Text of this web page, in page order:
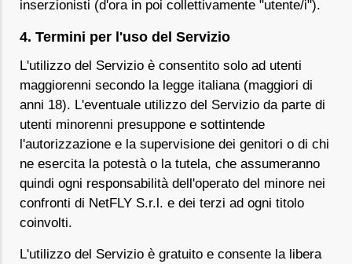
inserzionisti (d'ora in poi collettivamente "utente/i").
4. Termini per l'uso del Servizio
L'utilizzo del Servizio è consentito solo ad utenti
maggiorenni secondo la legge italiana (maggiori di
anni 18). L'eventuale utilizzo del Servizio da parte di
utenti minorenni presuppone e sottintende
l'autorizzazione e la supervisione dei genitori o di chi
ne esercita la potestà o la tutela, che assumeranno
quindi ogni responsabilità dell'operato del minore nei
confronti di NetFLY S.r.l. e dei terzi ad ogni titolo
coinvolti.
L'utilizzo del Servizio è gratuito e consente la libera